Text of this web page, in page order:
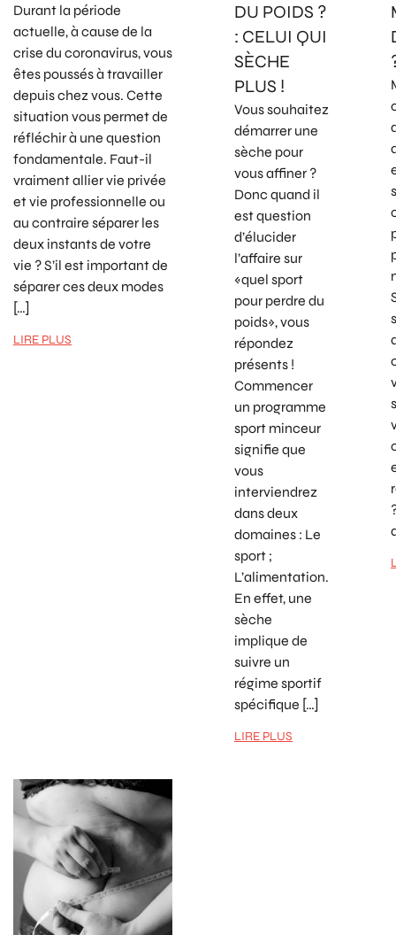
Durant la période
actuelle, à cause de la
crise du coronavirus, vous
êtes poussés à travailler
depuis chez vous. Cette
situation vous permet de
réfléchir à une question
fondamentale. Faut-il
vraiment allier vie privée
et vie professionnelle ou
au contraire séparer les
deux instants de votre
vie ? S’il est important de
séparer ces deux modes
[…]
LIRE PLUS
DU POIDS ?
: CELUI QUI
SÈCHE
PLUS !
Vous souhaitez
démarrer une
sèche pour
vous affiner ?
Donc quand il
est question
d’élucider
l’affaire sur
«quel sport
pour perdre du
poids», vous
répondez
présents !
Commencer
un programme
sport minceur
signifie que
vous
interviendrez
dans deux
domaines : Le
sport ;
L’alimentation.
En effet, une
sèche
implique de
suivre un
régime sportif
spécifique […]
LIRE PLUS